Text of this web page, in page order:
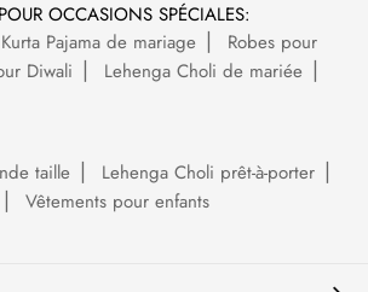
OCCASIONS SPÉCIALES:
Kurta Pajama de mariage
Robes pour
Diwali
Lehenga Choli de mariée
taille
Lehenga Choli prêt-à-porter
Vêtements pour enfants